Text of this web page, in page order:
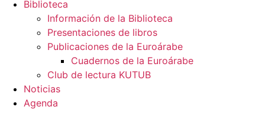
Biblioteca
Información de la Biblioteca
Presentaciones de libros
Publicaciones de la Euroárabe
Cuadernos de la Euroárabe
Club de lectura KUTUB
Noticias
Agenda